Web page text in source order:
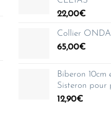
22,00€
Collier
65,00€
Biberon 10cm
Sisteron
12,90€